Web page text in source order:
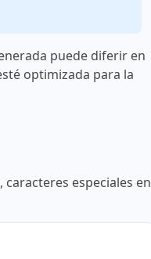
puede diferir en
optimizada para la
caracteres especiales en